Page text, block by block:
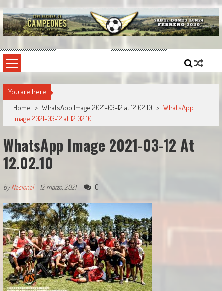
to
content
Copa Nacional de Campeones
You are here
Home > WhatsApp Image 2021-03-12 at 12.02.10 > WhatsApp
Image 2021-03-12 at 12.02.10
WhatsApp Image 2021-03-12 At
12.02.10
byNacional- 12 marzo, 2021 0